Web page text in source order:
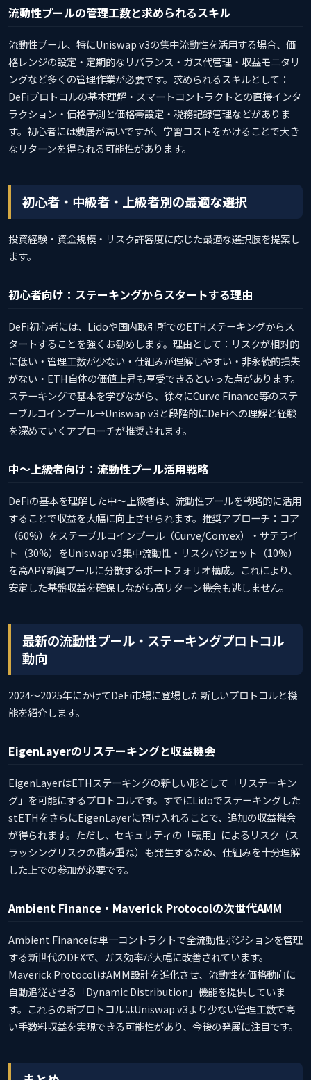
流動性プールの管理工数と求められるスキル
流動性プール、特にUniswap v3の集中流動性を活用する場合、価
格レンジの設定・定期的なリバランス・ガス代管理・収益モニタリ
ングなど多くの管理作業が必要です。求められるスキルとして：
DeFiプロトコルの基本理解・スマートコントラクトとの直接インタ
ラクション・価格予測と価格帯設定・税務記録管理などがありま
す。初心者には敷居が高いですが、学習コストをかけることで大き
なリターンを得られる可能性があります。
初心者・中級者・上級者別の最適な選択
投資経験・資金規模・リスク許容度に応じた最適な選択肢を提案し
ます。
初心者向け：ステーキングからスタートする理由
DeFi初心者には、Lidoや国内取引所でのETHステーキングからス
タートすることを強くお勧めします。理由として：リスクが相対的
に低い・管理工数が少ない・仕組みが理解しやすい・非永続的損失
がない・ETH自体の価値上昇も享受できるといった点があります。
ステーキングで基本を学びながら、徐々にCurve Finance等のステ
ーブルコインプール→Uniswap v3と段階的にDeFiへの理解と経験
を深めていくアプローチが推奨されます。
中〜上級者向け：流動性プール活用戦略
DeFiの基本を理解した中〜上級者は、流動性プールを戦略的に活用
することで収益を大幅に向上させられます。推奨アプローチ：コア
（60%）をステーブルコインプール（Curve/Convex）・サテライ
ト（30%）をUniswap v3集中流動性・リスクバジェット（10%）
を高APY新興プールに分散するポートフォリオ構成。これにより、
安定した基盤収益を確保しながら高リターン機会も逃しません。
最新の流動性プール・ステーキングプロトコル
動向
2024〜2025年にかけてDeFi市場に登場した新しいプロトコルと機
能を紹介します。
EigenLayerのリステーキングと収益機会
EigenLayerはETHステーキングの新しい形として「リステーキン
グ」を可能にするプロトコルです。すでにLidoでステーキングした
stETHをさらにEigenLayerに預け入れることで、追加の収益機会
が得られます。ただし、セキュリティの「転用」によるリスク（ス
ラッシングリスクの積み重ね）も発生するため、仕組みを十分理解
した上での参加が必要です。
Ambient Finance・Maverick Protocolの次世代AMM
Ambient Financeは単一コントラクトで全流動性ポジションを管理
する新世代のDEXで、ガス効率が大幅に改善されています。
Maverick ProtocolはAMM設計を進化させ、流動性を価格動向に
自動追従させる「Dynamic Distribution」機能を提供していま
す。これらの新プロトコルはUniswap v3より少ない管理工数で高
い手数料収益を実現できる可能性があり、今後の発展に注目です。